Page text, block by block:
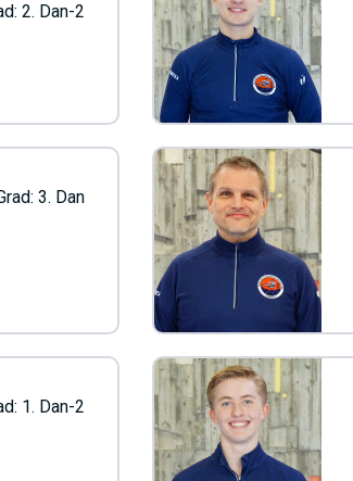
2. Dan-2
3. Dan
1. Dan-2